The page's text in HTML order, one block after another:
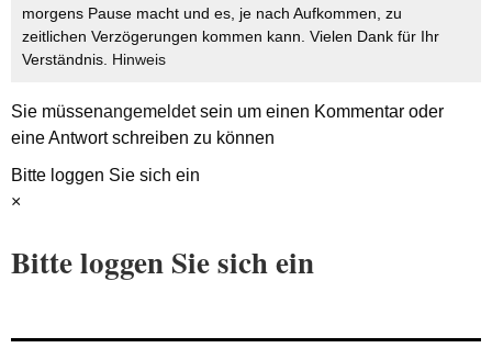
morgens Pause macht und es, je nach Aufkommen, zu
zeitlichen Verzögerungen kommen kann. Vielen Dank für Ihr
Verständnis. Hinweis
Sie müssenangemeldetsein um einen Kommentar oder
eine Antwort schreiben zu können
Bitte loggen Sie sich ein
×
Bitte loggen Sie sich ein